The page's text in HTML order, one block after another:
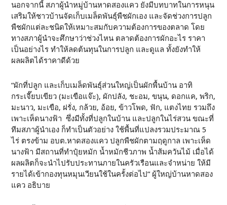
นอกจากนี้ สภาผู้นำหมู่บ้านหาดสองแคว ยังมีบทบาทในการหนุน
เสริมให้ชาวบ้านจัดเก็บเมล็ดพันธุ์พืชผักเอง และจัดช่วงการปลูก
พืชผักแต่ละชนิดให้เหมาะสมกับความต้องการของตลาด โดย
ทางสภาผู้นำจะศึกษาว่าช่วงไหน ตลาดต้องการผักอะไร ราคา
เป็นอย่างไร ทำให้ลดต้นทุนในการปลูก และดูแล ทั้งยังทำให้
ผลผลิตได้ราคาดีด้วย
“ผักที่ปลูก และเก็บเมล็ดพันธุ์ส่วนใหญ่เป็นผักพื้นบ้าน อาทิ
กระเจี๊ยบเขียว (มะเขือแจ๊ะ), ผักปลัง, ชะอม, ขนุน, ดอกแค, พริก,
มะนาว, มะเขือ, ฝรั่ง, กล้วย, อ้อย, ข้าวโพด, ฟัก, แตงไทย รวมถึง
เพาะเห็ดนางฟ้า ซึ่งมีทั้งที่ปลูกในบ้าน และปลูกในไร่สวน ขณะที่
ทีมสภาผู้นำเอง ก็ทำเป็นตัวอย่าง ใช้พื้นที่แปลงรวมประมาณ 5
ไร่ ตรงข้าม อบต.หาดสองแคว ปลูกพืชผักตามฤดูกาล เพาะเห็ด
นางฟ้า มีสถานที่ทำปุ๋ยหมัก น้ำหมักชีวภาพ น้ำส้มควันไม้ เมื่อได้
ผลผลิตก็จะนำไปรับประทานภายในครัวเรือนและจำหน่าย ให้มี
รายได้เข้ากองทุนหมุนเวียนใช้ในครั้งต่อไป” ผู้ใหญ่บ้านหาดสอง
แคว อธิบาย